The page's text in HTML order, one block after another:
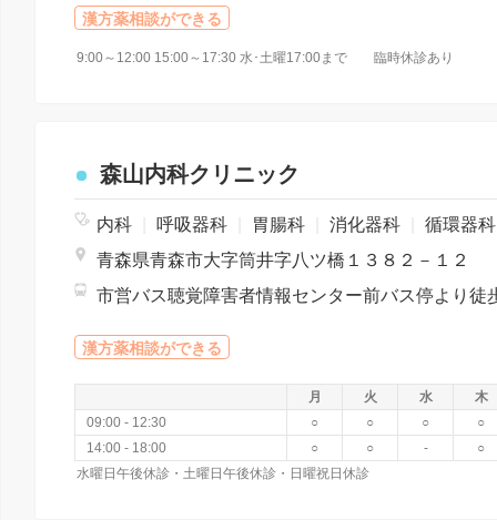
漢方薬相談ができる
9:00～12:00 15:00～17:30 水･土曜17:00まで 臨時休診あり
森山内科クリニック
内科 呼吸器科 胃腸科 消化器科
循環器
青森県青森市大字筒井字八ツ橋１３８２－１２
漢方薬相談ができる
月 火 水
木
09:00 - 12:30
○ ○ ○
○
14:00 - 18:00
○ ○ -
○
水曜日午後休診・土曜日午後休診・日曜祝日休診